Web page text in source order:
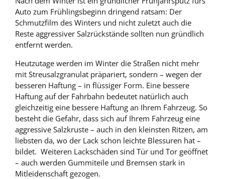
Auto zum Frühlingsbeginn dringend ratsam: Der
Schmutzfilm des Winters und nicht zuletzt auch die
Reste aggressiver Salzrückstände sollten nun gründlich
entfernt werden.
Heutzutage werden im Winter die Straßen nicht mehr
mit Streusalzgranulat präpariert, sondern – wegen der
besseren Haftung – in flüssiger Form. Eine bessere
Haftung auf der Fahrbahn bedeutet natürlich auch
gleichzeitig eine bessere Haftung an Ihrem Fahrzeug. So
besteht die Gefahr, dass sich auf Ihrem Fahrzeug eine
aggressive Salzkruste – auch in den kleinsten Ritzen, am
liebsten da, wo der Lack schon leichte Blessuren hat –
bildet. Weiteren Lackschäden sind Tür und Tor geöffnet
– auch werden Gummiteile und Bremsen stark in
Mitleidenschaft gezogen.